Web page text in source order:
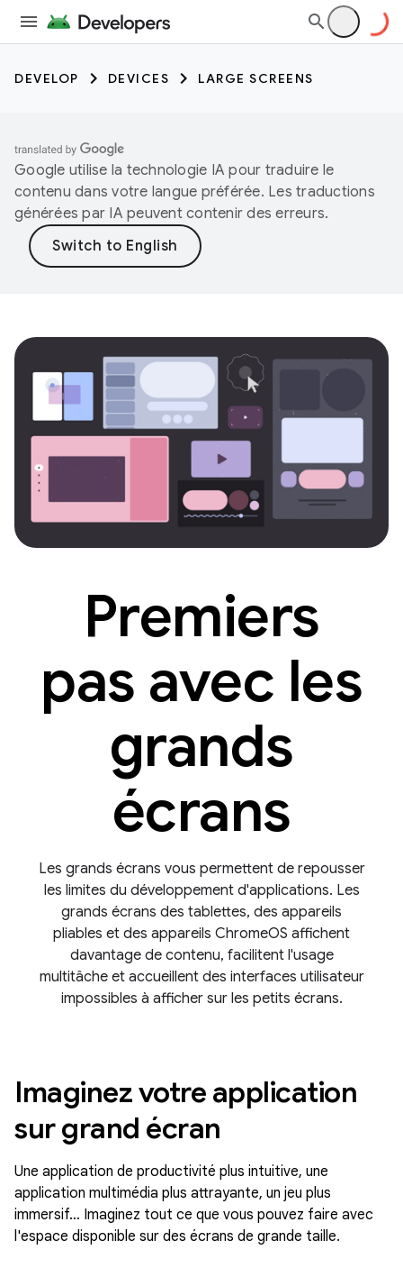
DEVELOP DEVICES LARGE SCREENS
Google utilise la technologie IA pour traduire le
contenu dans votre langue préférée. Les traductions
générées par IA peuvent contenir des erreurs.
Premiers
pas avec les
grands
écrans
Les grands écrans vous permettent de repousser
les limites du développement d'applications. Les
grands écrans des tablettes, des appareils
pliables et des appareils ChromeOS affichent
davantage de contenu, facilitent l'usage
multitâche et accueillent des interfaces utilisateur
impossibles à afficher sur les petits écrans.
Imaginez votre application
sur grand écran
Une application de productivité plus intuitive, une
application multimédia plus attrayante, un jeu plus
immersif… Imaginez tout ce que vous pouvez faire avec
l'espace disponible sur des écrans de grande taille.